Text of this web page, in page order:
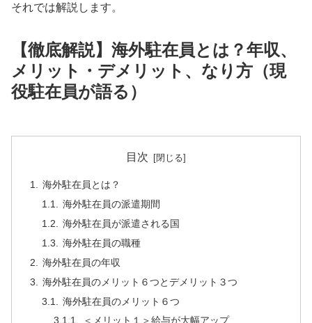
それでは解説します。
【徹底解説】海外駐在員とは？年収、
メリット・デメリット、なり方（現
役駐在員が語る）
目次
海外駐在員とは？
海外駐在員の派遣期間
海外駐在員が派遣される国
海外駐在員の職種
海外駐在員の年収
海外駐在員のメリット６つとデメリット３つ
海外駐在員のメリット６つ
＜メリット１＞給与が大幅アップ